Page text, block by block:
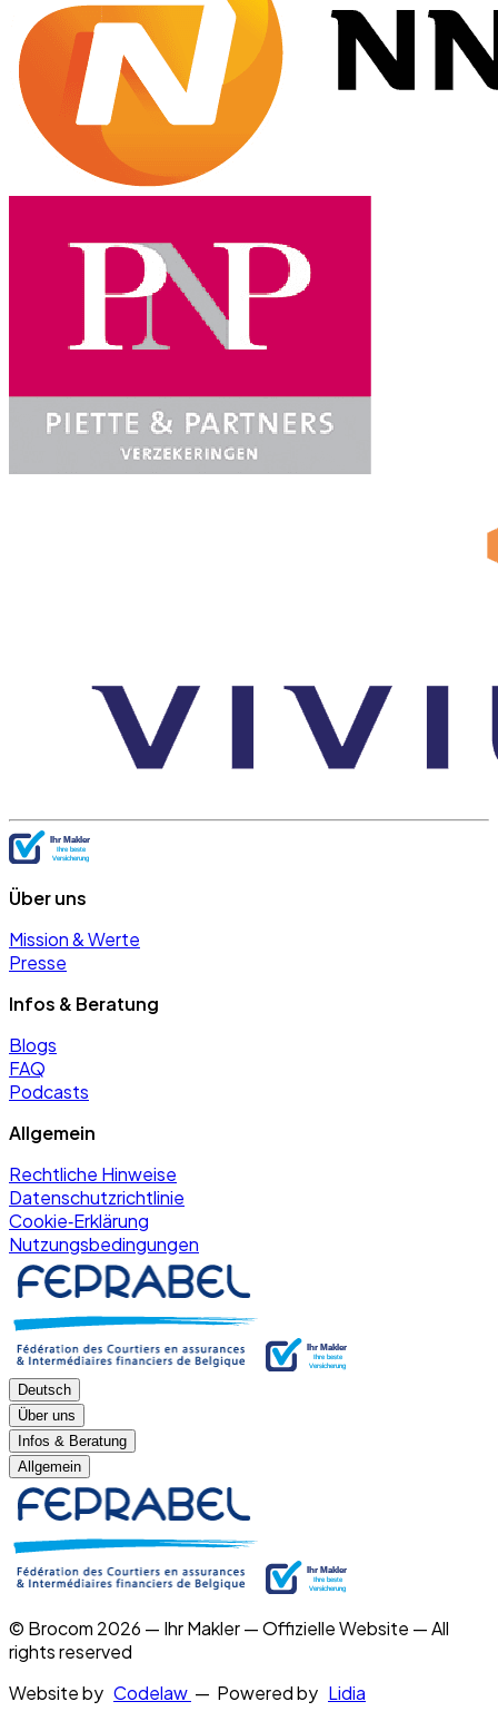
Über uns
Mission & Werte
Presse
Infos & Beratung
Blogs
FAQ
Podcasts
Allgemein
Rechtliche Hinweise
Datenschutzrichtlinie
Cookie‑Erklärung
Nutzungsbedingungen
Deutsch
Über uns
Infos & Beratung
Allgemein
© Brocom 2026 — Ihr Makler — Offizielle Website — All
rights reserved
Website by Codelaw — Powered by Lidia